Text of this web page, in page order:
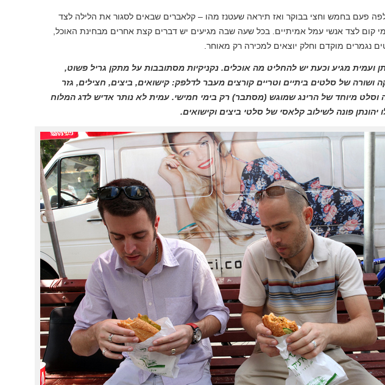
פעם בחמש וחצי בבוקר ואז תיראה שעטנז מהו – קלאברים שבאים לסגור את הלילה לצד
קום לצד אנשי עמל אמיתיים. בכל שעה שבה מגיעים יש דברים קצת אחרים מבחינת האוכל,
נגמרים מוקדם וחלק יוצאים למכירה רק מאוחר.
ועמית מגיע וכעת יש להחליט מה אוכלים. נקניקיות מסתובבות על מתקן גריל פשוט,
של סלטים ביתיים וטריים קורצים מעבר לדלפק: קישואים, ביצים, חצילים, גזר
וסלט מיוחד של הרינג שמוגש (מסתבר) רק בימי חמישי. עמית לא נותר אדיש לדג המלוח
יהונתן פונה לשילוב קלאסי של סלטי ביצים וקישואים.